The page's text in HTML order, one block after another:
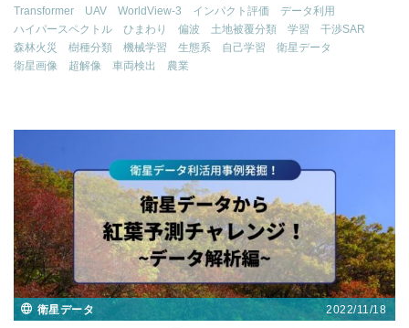
Transformer
UAV WorldView-3 インパクト評価
データ利用
ハイパースペクトル
ひまわり 偏波 土地被覆分類 学習
干渉SAR
森林火災
樹種分類 機械学習 生態系 自己学習
衛星データ
衛星画像
超解像 車両検出 農業
衛星データ 2022/11/18